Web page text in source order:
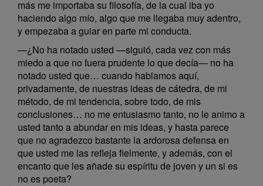
más me importaba su filosofía, de la cual iba yo
haciendo algo mío, algo que me llegaba muy adentro,
y empezaba a guiar en parte mi conducta.
—¿No ha notado usted —siguió, cada vez con más
miedo a que no fuera prudente lo que decía— no ha
notado usted que… cuando hablamos aquí,
privadamente, de nuestras ideas de cátedra, de mi
método, de mi tendencia, sobre todo, de mis
conclusiones… no me entusiasmo tanto, no le animo a
usted tanto a abundar en mis ideas, y hasta parece
que no agradezco bastante la ardorosa defensa en
que usted me las refleja fielmente, y además, con el
encanto que les añade su espíritu de joven y un si es
no es poeta?